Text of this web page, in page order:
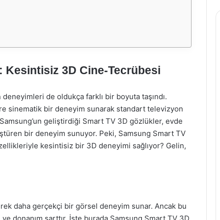
Kesintisiz 3D Cine-Tecrübesi
de oldukça farklı bir boyuta taşındı.
sinematik bir deneyim sunarak standart televizyon
geliştirdiği Smart TV 3D gözlükler, evde
bir deneyim sunuyor. Peki, Samsung Smart TV
kesintisiz bir 3D deneyimi sağlıyor? Gelin,
daha gerçekçi bir görsel deneyim sunar. Ancak bu